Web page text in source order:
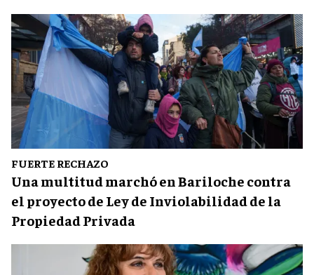
FUERTE RECHAZO
Una multitud marchó en Bariloche contra
el proyecto de Ley de Inviolabilidad de la
Propiedad Privada